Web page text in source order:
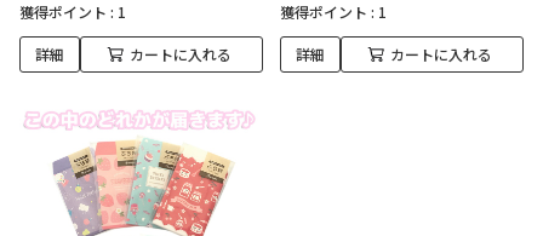
獲得ポイント : 1
詳細 カートに入れる
獲得ポイント : 1
詳細 カートに入れる